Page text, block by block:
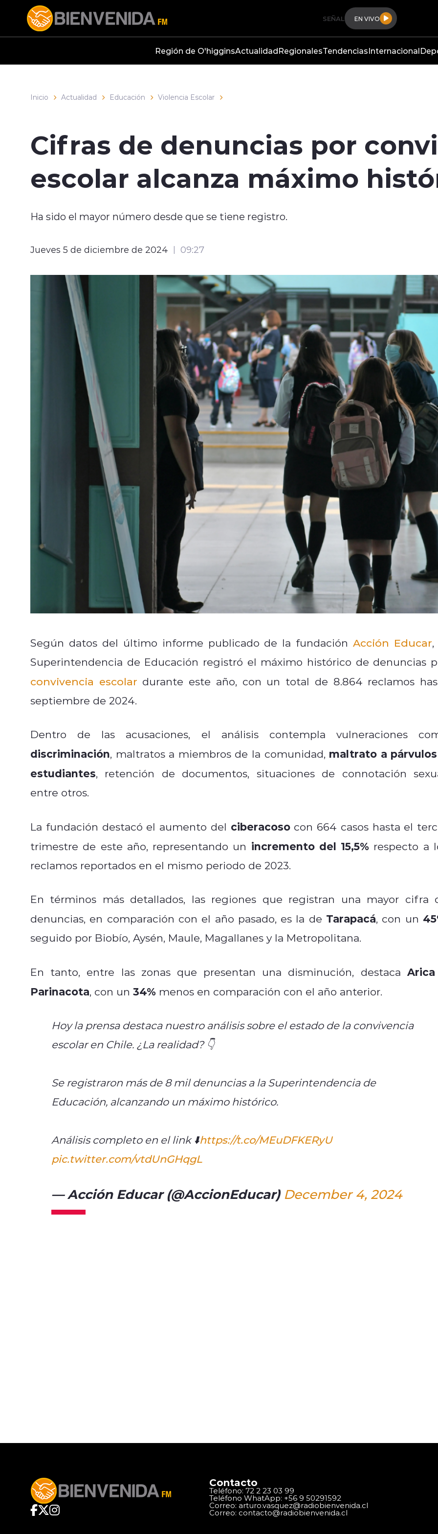
Click acá para ir directamente al contenido
SEÑAL EN VIVO
Región de O'higginsActualidadRegionalesTendenciasInternacional
Inicio Actualidad Educación Violencia Escolar
Cifras de denuncias por
escolar alcanza máximo
Ha sido el mayor número desde que se tiene registro.
Jueves 5 de diciembre de 2024 09:27
Según datos del último informe publicado de la fundaciónAcción Educar
Superintendencia de Educación registró el máximo histórico de denuncias
convivencia escolar durante este año, con un total de 8.864 reclamos
septiembre de 2024.
Dentro de las acusaciones, el análisis contempla vulneraciones
discriminación, maltratos a miembros de la comunidad, maltrato a
estudiantes, retención de documentos, situaciones de connotación
entre otros.
La fundación destacó el aumento del ciberacosocon 664 casos hasta el
trimestre de este año, representando un incremento del 15,5% respecto a
reclamos reportados en el mismo periodo de 2023.
En términos más detallados, las regiones que registran una mayor cifra
denuncias, en comparación con el año pasado, es la de Tarapacá, con un
seguido por Biobío, Aysén, Maule, Magallanes y la Metropolitana.
En tanto, entre las zonas que presentan una disminución, destaca
Parinacota, con un 34% menos en comparación con el año anterior.
Hoy la prensa destaca nuestro análisis sobre el estado de la convivencia
escolar en Chile. ¿La realidad? 👇
Se registraron más de 8 mil denuncias a la Superintendencia de
Educación, alcanzando un máximo histórico.
Análisis completo en el link ⬇️https://t.co/MEuDFKERyU
pic.twitter.com/vtdUnGHqgL
— Acción Educar (@AccionEducar) December 4, 2024
Contacto
Teléfono: 72 2 23 03 99
Teléfono WhatApp: +56 9 50291592
Correo: arturo.vasquez@radiobienvenida.cl
Correo: contacto@radiobienvenida.cl